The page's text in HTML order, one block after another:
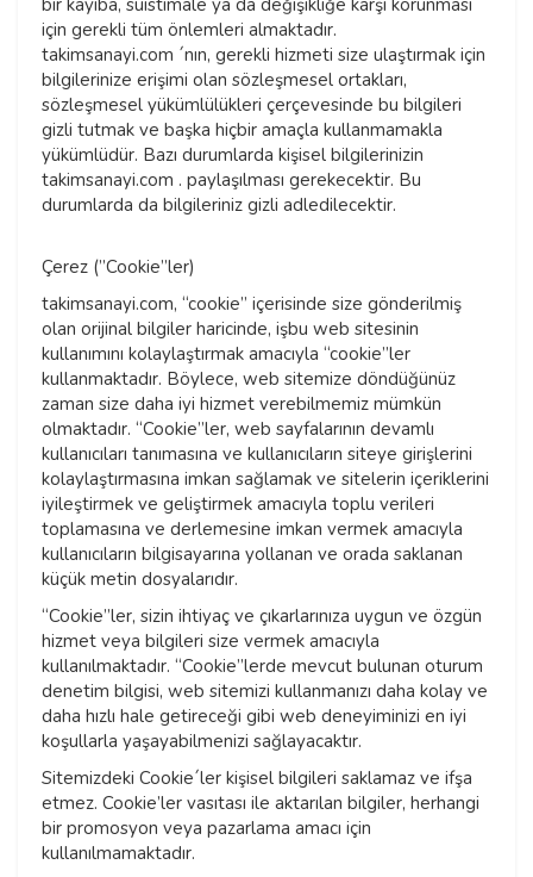
bir kayıba, suistimale ya da değişikliğe karşı korunması
için gerekli tüm önlemleri almaktadır.
takimsanayi.com ´nın, gerekli hizmeti size ulaştırmak için
bilgilerinize erişimi olan sözleşmesel ortakları,
sözleşmesel yükümlülükleri çerçevesinde bu bilgileri
gizli tutmak ve başka hiçbir amaçla kullanmamakla
yükümlüdür. Bazı durumlarda kişisel bilgilerinizin
takimsanayi.com . paylaşılması gerekecektir. Bu
durumlarda da bilgileriniz gizli adledilecektir.
Çerez (”Cookie”ler)
takimsanayi.com, “cookie” içerisinde size gönderilmiş
olan orijinal bilgiler haricinde, işbu web sitesinin
kullanımını kolaylaştırmak amacıyla “cookie”ler
kullanmaktadır. Böylece, web sitemize döndüğünüz
zaman size daha iyi hizmet verebilmemiz mümkün
olmaktadır. “Cookie”ler, web sayfalarının devamlı
kullanıcıları tanımasına ve kullanıcıların siteye girişlerini
kolaylaştırmasına imkan sağlamak ve sitelerin içeriklerini
iyileştirmek ve geliştirmek amacıyla toplu verileri
toplamasına ve derlemesine imkan vermek amacıyla
kullanıcıların bilgisayarına yollanan ve orada saklanan
küçük metin dosyalarıdır.
“Cookie”ler, sizin ihtiyaç ve çıkarlarınıza uygun ve özgün
hizmet veya bilgileri size vermek amacıyla
kullanılmaktadır. “Cookie”lerde mevcut bulunan oturum
denetim bilgisi, web sitemizi kullanmanızı daha kolay ve
daha hızlı hale getireceği gibi web deneyiminizi en iyi
koşullarla yaşayabilmenizi sağlayacaktır.
Sitemizdeki Cookie´ler kişisel bilgileri saklamaz ve ifşa
etmez. Cookie’ler vasıtası ile aktarılan bilgiler, herhangi
bir promosyon veya pazarlama amacı için
kullanılmamaktadır.